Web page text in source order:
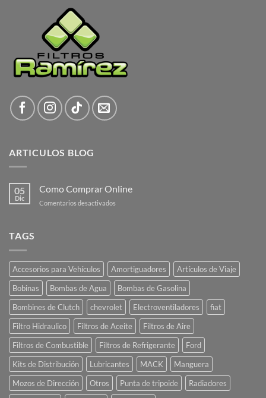
ARTICULOS BLOG
05
Dic
Como Comprar Online
Comentarios desactivados
TAGS
Accesorios para Vehículos Amortiguadores
Artículos de Viaje
Bobinas
Bombas de Agua
Bombas de Gasolina
Bombines de Clutch
chevrolet Electroventiladores
fiat
Filtro Hidraulico
Filtros de Aceite
Filtros de Aire
Filtros de Combustible
Filtros de Refrigerante
Ford
Kits de Distribución
Lubricantes MACK
Manguera
Mozos de Dirección
Otros Punta de tripoide
Radiadores